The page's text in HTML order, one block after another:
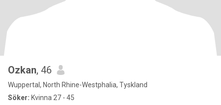
Ozkan, 46
Wuppertal, North Rhine-Westphalia, Tyskland
Söker: Kvinna 27 - 45